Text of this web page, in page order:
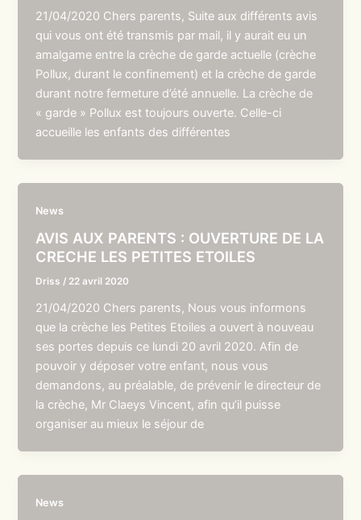
21/04/2020 Chers parents, Suite aux différents avis
qui vous ont été transmis par mail, il y aurait eu un
amalgame entre la crèche de garde actuelle (crèche
Pollux, durant le confinement) et la crèche de garde
durant notre fermeture d’été annuelle. La crèche de
« garde » Pollux est toujours ouverte. Celle-ci
accueille les enfants des différentes
News
AVIS AUX PARENTS : OUVERTURE DE LA
CRECHE LES PETITES ETOILES
Driss / 22 avril 2020
21/04/2020 Chers parents, Nous vous informons
que la crèche les Petites Etoiles a ouvert à nouveau
ses portes depuis ce lundi 20 avril 2020. Afin de
pouvoir y déposer votre enfant, nous vous
demandons, au préalable, de prévenir le directeur de
la crèche, Mr Claeys Vincent, afin qu’il puisse
organiser au mieux le séjour de
News